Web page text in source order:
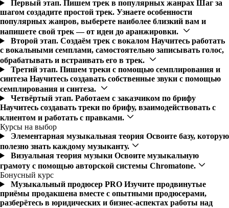
Первый этап. Пишем трек в популярных жанрах Шаг за
шагом создадите простой трек. Узнаете особенности
популярных жанров, выберете наиболее близкий вам и
напишете свой трек — от идеи до аранжировки.
Второй этап. Создаём трек с вокалом Научитесь работать
с вокальными семплами, самостоятельно записывать голос,
обрабатывать и встраивать его в трек.
Третий этап. Пишем треки с помощью семплирования и
синтеза Научитесь создавать собственные звуки с помощью
семплирования и синтеза.
Четвёртый этап. Работаем с заказчиком по брифу
Научитесь создавать треки по брифу, взаимодействовать с
клиентом и работать с правками.
Курсы на выбор
Элементарная музыкальная теория Освоите базу, которую
полезно знать каждому музыканту.
Визуальная теория музыки Освоите музыкальную
грамоту с помощью авторской системы Chromatone.
Бонусный курс
Музыкальный продюсер PRO Изучите продвинутые
приёмы продакшена вместе с опытными продюсерами,
разберётесь в юридических и бизнес-аспектах работы над